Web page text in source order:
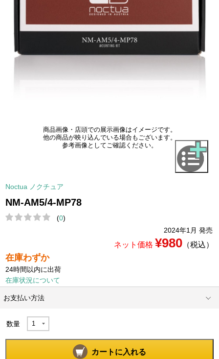
商品画像・店頭での展示画像はイメージです。
他の商品が映り込んでいる場合もございます。
参考画像としてご確認ください。
Noctua ノクチュア
NM-AM5/4-MP78
(0)
2024年1月 発売
ネット価格 ¥980（税込）
在庫わずか
24時間以内に出荷
在庫状況について
お支払い方法
数量
カートに入れる